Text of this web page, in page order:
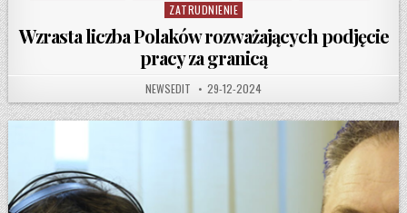
ZATRUDNIENIE
Wzrasta liczba Polaków rozważających podjęcie
pracy za granicą
AUTHOR:
NEWSEDIT PUBLISHED DATE:
29-12-2024